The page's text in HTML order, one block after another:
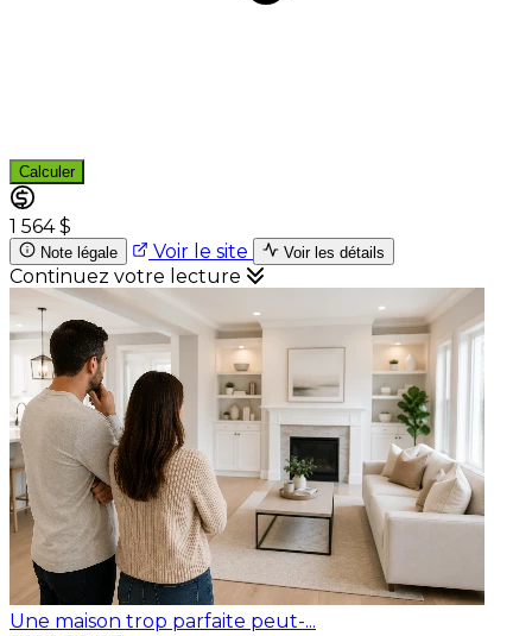
Calculer
1 564 $
Note légale Voir le site Voir les détails
Continuez votre lecture
Une maison trop parfaite peut-...